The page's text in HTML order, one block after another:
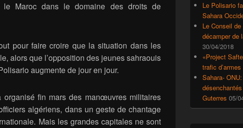
le Maroc dans le domaine des droits de
pour faire croire que la situation dans les
alors que l’opposition des jeunes sahraouis
augmente de jour en jour.
fin mars des manœuvres militaires
algériens, dans un geste de chantage
Mais les grandes capitales ne sont
Le Polisario
Sahara
Le Conseil
décamper de
30/04/2018
«Project
trafic
Sahara-
Guterres 05/